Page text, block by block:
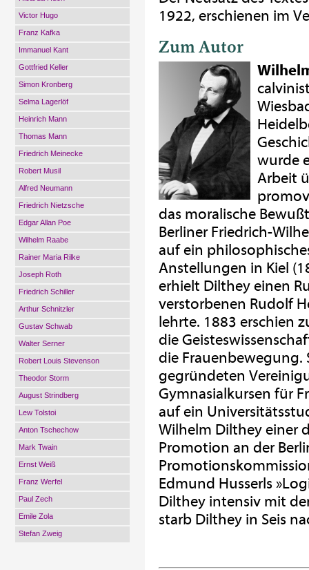
Victor Hugo
Franz Kafka
Immanuel Kant
Gottfried Keller
Simon Kronberg
Selma Lagerlöf
Heinrich Mann
Thomas Mann
Friedrich Meinecke
Robert Musil
Alfred Neumann
Friedrich Nietzsche
Edgar Allan Poe
Wilhelm Raabe
Rainer Maria Rilke
Joseph Roth
Friedrich Schiller
Arthur Schnitzler
Gustav Schwab
Walter Serner
Robert Louis Stevenson
Theodor Storm
August Strindberg
Lew Tolstoi
Anton Tschechow
Mark Twain
Ernst Weiß
Franz Werfel
Paul Zech
Emile Zola
Stefan Zweig
1922, erschienen im
Zum Autor
wurde
Arbeit
das moralische
Berliner Friedrich-
auf ein
Anstellungen in Kiel
erhielt Dilthey einen
verstorbenen Rudolf
lehrte. 1883 erschien
die
die Frauenbewegung.
gegründeten
Gymnasialkursen für
auf ein
Wilhelm Dilthey einer
Promotion an der
Edmund Husserls
Dilthey intensiv mit
starb Dilthey in Seis